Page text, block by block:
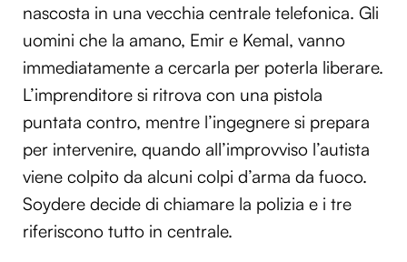
nascosta in una vecchia centrale telefonica. Gli
uomini che la amano, Emir e Kemal, vanno
immediatamente a cercarla per poterla liberare.
L’imprenditore si ritrova con una pistola
puntata contro, mentre l’ingegnere si prepara
per intervenire, quando all’improvviso l’autista
viene colpito da alcuni colpi d’arma da fuoco.
Soydere decide di chiamare la polizia e i tre
riferiscono tutto in centrale.